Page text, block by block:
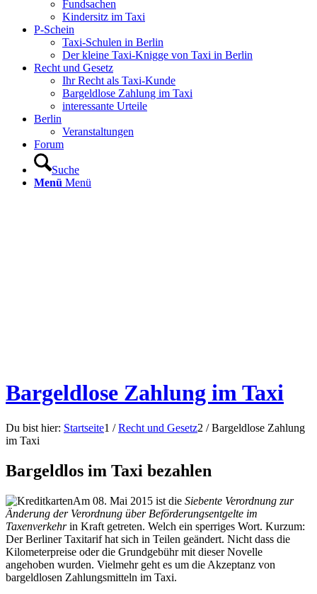
Fundsachen
Kindersitz im Taxi
P-Schein
Taxi-Schulen in Berlin
Der kleine Taxi-Knigge von Taxi in Berlin
Recht und Gesetz
Ihr Recht als Taxi-Kunde
Bargeldlose Zahlung im Taxi
interessante Urteile
Berlin
Veranstaltungen
Forum
Suche
Menü Menü
Bargeldlose Zahlung im Taxi
Du bist hier: Startseite1 / Recht und Gesetz2 / Bargeldlose Zahlung
im Taxi
Bargeldlos im Taxi bezahlen
Am 08. Mai 2015 ist die Siebente Verordnung zur
Änderung der Verordnung über Beförderungsentgelte im
Taxenverkehrin Kraft getreten. Welch ein sperriges Wort. Kurzum:
Der Berliner Taxitarif hat sich in Teilen geändert. Nicht dass die
Kilometerpreise oder die Grundgebühr mit dieser Novelle
angehoben wurden. Vielmehr geht es um die Akzeptanz von
bargeldlosen Zahlungsmitteln im Taxi.